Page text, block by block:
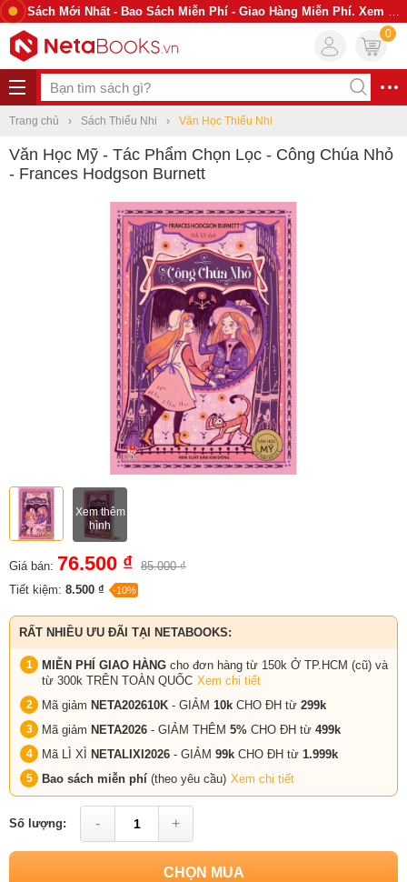
Sách Mới Nhất - Bao Sách Miễn Phí - Giao Hàng Miễn Phí. Xem Ngay
0
Trang chủ Sách Thiếu Nhi Văn Học Thiếu Nhi
Văn Học Mỹ - Tác Phẩm Chọn Lọc - Công Chúa Nhỏ
- Frances Hodgson Burnett
Xem thêm
hình
Giá bán: 76.500 ₫ 85.000 ₫
Tiết kiệm: 8.500 ₫ -10%
RẤT NHIỀU ƯU ĐÃI TẠI NETABOOKS:
MIỄN PHÍ GIAO HÀNG cho đơn hàng từ 150k Ở TP.HCM (cũ) và
từ 300k TRÊN TOÀN QUỐC Xem chi tiết
Mã giảm NETA202610K - GIẢM 10k CHO ĐH từ 299k
Mã giảm NETA2026 - GIẢM THÊM 5% CHO ĐH từ 499k
Mã LÌ XÌ NETALIXI2026 - GIẢM 99k CHO ĐH từ 1.999k
Bao sách miễn phí (theo yêu cầu) Xem chi tiết
Số lượng: - +
CHỌN MUA